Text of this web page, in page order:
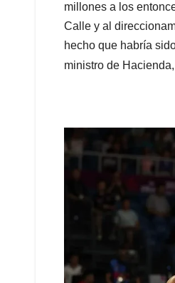
millones a los
Calle y al
hecho que habría
ministro de Hacienda,